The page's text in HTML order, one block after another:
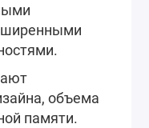
объема
памяти.